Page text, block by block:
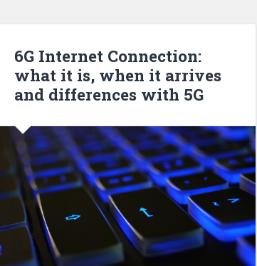
6G Internet Connection:
what it is, when it arrives
and differences with 5G